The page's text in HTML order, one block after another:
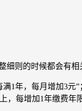
细则的时候都会有相
1年，每月增加3
，每增加1年缴费年